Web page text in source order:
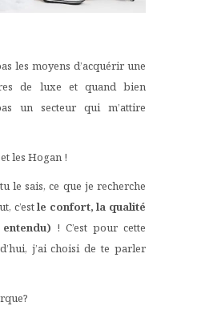
les moyens d’acquérir une
de luxe et quand bien
un secteur qui m’attire
les Hogan !
le sais, ce que je recherche
c’estle confort, la qualité
! C’est pour cette
j’ai choisi de te parler